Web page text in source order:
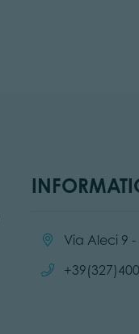
Ort:
Via Aleci 9 -
Anrufen: